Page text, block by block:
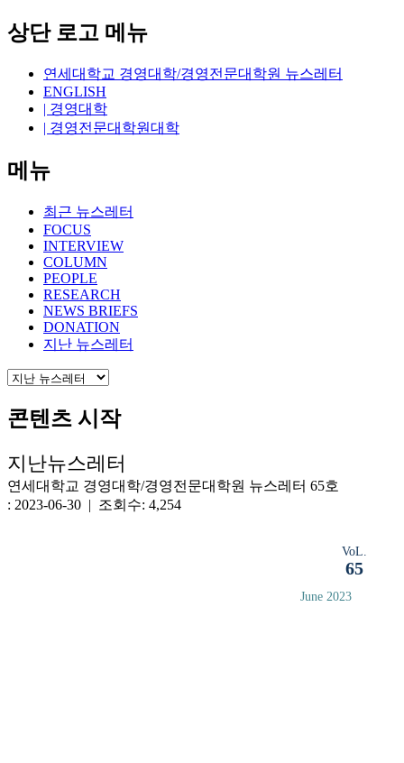
상단 로고 메뉴
연세대학교 경영대학/경영전문대학원 뉴스레터
ENGLISH
| 경영대학
| 경영전문대학원대학
메뉴
최근 뉴스레터
FOCUS
INTERVIEW
COLUMN
PEOPLE
RESEARCH
NEWS BRIEFS
DONATION
지난 뉴스레터
콘텐츠 시작
지난뉴스레터
연세대학교 경영대학/경영전문대학원 뉴스레터 65호
: 2023-06-30 | 조회수: 4,254
VoL.
65
June 2023